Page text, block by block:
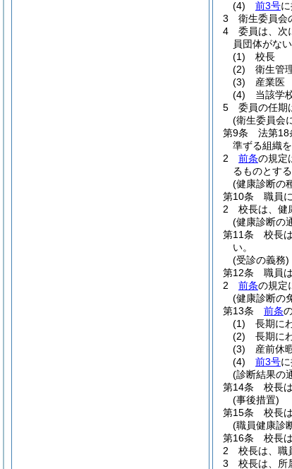
(4)
前3号
3
衛生委員会
4
委員は、次
員団体がな
(1)
校長
(2)
衛生管
(3)
産業医
(4)
当該学
5
委員の任期
(衛生委員会
第9条
法第18
準ずる組織を
2
前条の規定
るものとする
(健康診断の
第10条
職員
2
校長は、健
(健康診断の
第11条
校長
い。
(受診の義務)
第12条
職員
2
前条の規定
(健康診断の
第13条
前条
(1)
長期に
(2)
長期に
(3)
産前休
(4)
前3号
(診断結果の
第14条
校長
(事後措置)
第15条
校長は
(職員健康診
第16条
校長
2
校長は、職
3
校長は、所